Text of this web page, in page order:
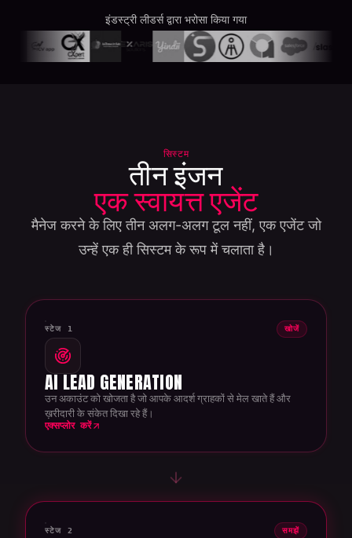
इंडस्ट्री लीडर्स द्वारा भरोसा किया गया
सिस्टम
तीन इंजन
एक स्वायत्त एजेंट
मैनेज करने के लिए तीन अलग-अलग टूल नहीं, एक एजेंट जो
उन्हें एक ही सिस्टम के रूप में चलाता है।
स्टेज 1 खोजें
AI LEAD GENERATION
उन अकाउंट को खोजता है जो आपके आदर्श ग्राहकों से मेल खाते हैं और
ख़रीदारी के संकेत दिखा रहे हैं।
एक्सप्लोर करें
स्टेज 2 समझें